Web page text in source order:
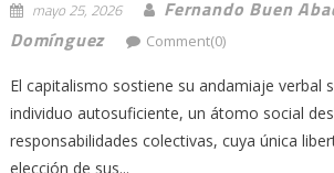
mayo 25, 2026
Fernando Buen
Domínguez
Comment(0)
El capitalismo sostiene su andamiaje verbal
individuo autosuficiente, un átomo social
responsabilidades colectivas, cuya única
elección de sus...